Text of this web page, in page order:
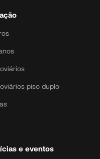
piso duplo
e eventos